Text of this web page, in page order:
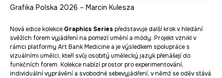
Grafika Polska 2026 – Marcin Kulesza
Nová edice kolekce Graphics Seriespředstavuje další krok v hledání
svěžích forem vyjádření na pomezí umění a módy. Projekt vznikl v
rámci platformy Art Bank Medicine a je výsledkem spolupráce s
vizuálními umělci, kteří svůj osobitý umělecký jazyk přenášejí do
funkčních forem. Kolekce nabízí prostor pro experimentování,
individuální vyprávění a svobodné sebevyjádření, v němž se oděv stává